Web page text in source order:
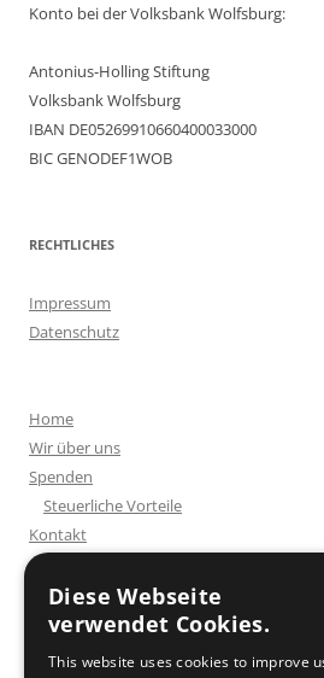
Konto bei der Volksbank Wolfsburg:
Antonius-Holling Stiftung
Volksbank Wolfsburg
IBAN DE05269910660400033000
BIC GENODEF1WOB
RECHTLICHES
Impressum
Datenschutz
Home
Wir über uns
Spenden
Steuerliche Vorteile
Kontakt
SPENDENKONTO
Diese Webseite
verwendet Cookies.
This website uses cookies to improve